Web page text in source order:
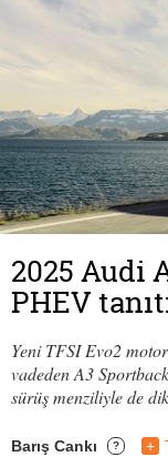
2025 Audi
PHEV
Yeni TFSI Evo2
vadeden A3
sürüş menziliyle de
Barış Cankı ? +